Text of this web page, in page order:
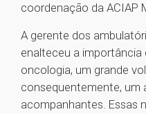
coordenação da ACIAP
A gerente dos
enalteceu a importância
oncologia, um grande
consequentemente, um
acompanhantes. Essas